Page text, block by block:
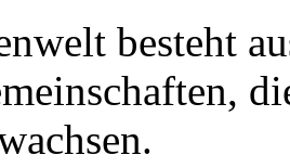
besteht